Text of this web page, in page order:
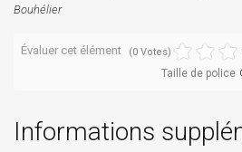
Bouhélier
Évaluer cet élément (0 Votes)
Taille de police
Informations